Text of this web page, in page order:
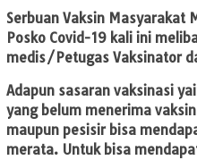
Serbuan Vaksin Masyarakat
Posko Covid-19 kali ini
medis/Petugas Vaksinator
Adapun sasaran vaksinasi
yang belum menerima
maupun pesisir bisa
merata. Untuk bisa